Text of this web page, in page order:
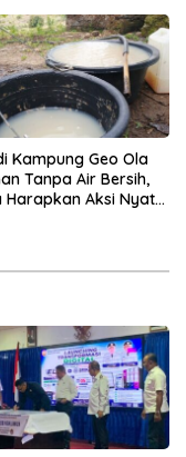
Kampung Geo Ola
Tanpa Air Bersih,
Harapkan Aksi Nyata